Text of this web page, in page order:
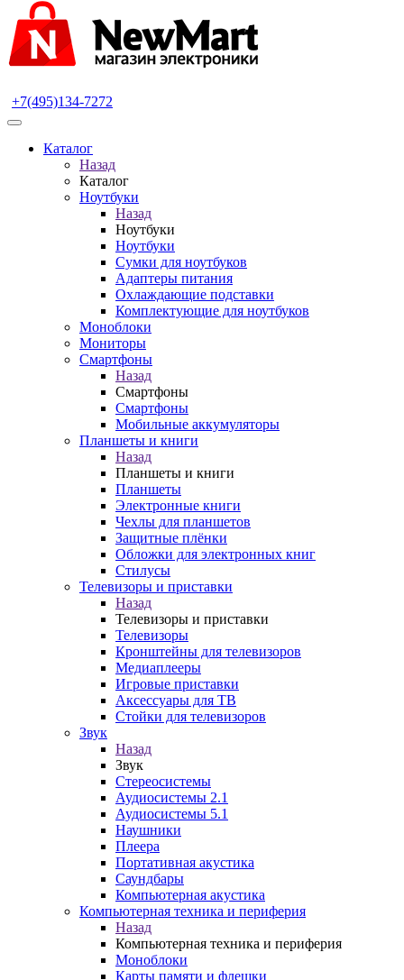
+7(495)134-7272
Каталог
Назад
Каталог
Ноутбуки
Назад
Ноутбуки
Ноутбуки
Сумки для ноутбуков
Адаптеры питания
Охлаждающие подставки
Комплектующие для ноутбуков
Моноблоки
Мониторы
Смартфоны
Назад
Смартфоны
Смартфоны
Мобильные аккумуляторы
Планшеты и книги
Назад
Планшеты и книги
Планшеты
Электронные книги
Чехлы для планшетов
Защитные плёнки
Обложки для электронных книг
Стилусы
Телевизоры и приставки
Назад
Телевизоры и приставки
Телевизоры
Кронштейны для телевизоров
Медиаплееры
Игровые приставки
Аксессуары для ТВ
Стойки для телевизоров
Звук
Назад
Звук
Стереосистемы
Аудиосистемы 2.1
Аудиосистемы 5.1
Наушники
Плеера
Портативная акустика
Саундбары
Компьютерная акустика
Компьютерная техника и периферия
Назад
Компьютерная техника и периферия
Моноблоки
Карты памяти и флешки